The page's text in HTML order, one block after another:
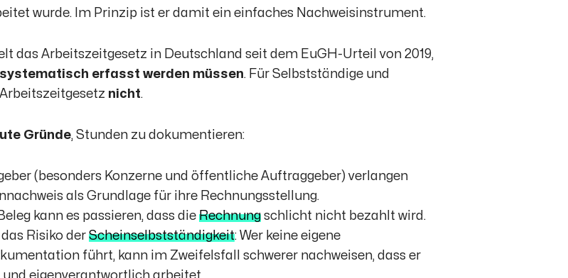
wurde. Im Prinzip ist er damit ein einfaches Nachweisinstrument.
das Arbeitszeitgesetz in Deutschland seit dem EuGH-Urteil von 2019,
systematisch erfasst werden müssen. Für Selbstständige und
nicht.
Gründe, Stunden zu dokumentieren:
(besonders Konzerne und öffentliche Auftraggeber) verlangen
als Grundlage für ihre Rechnungsstellung.
kann es passieren, dass die Rechnung schlicht nicht bezahlt wird.
Risiko der Scheinselbstständigkeit: Wer keine eigene
führt, kann im Zweifelsfall schwerer nachweisen, dass er
eigenverantwortlich arbeitet.